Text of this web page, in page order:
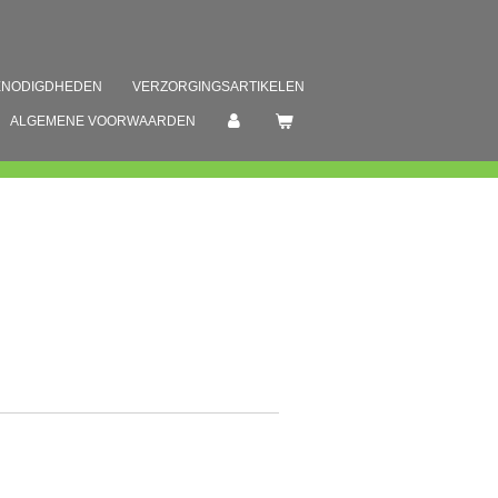
VERZORGINGSARTIKELEN
ALGEMENE VOORWAARDEN